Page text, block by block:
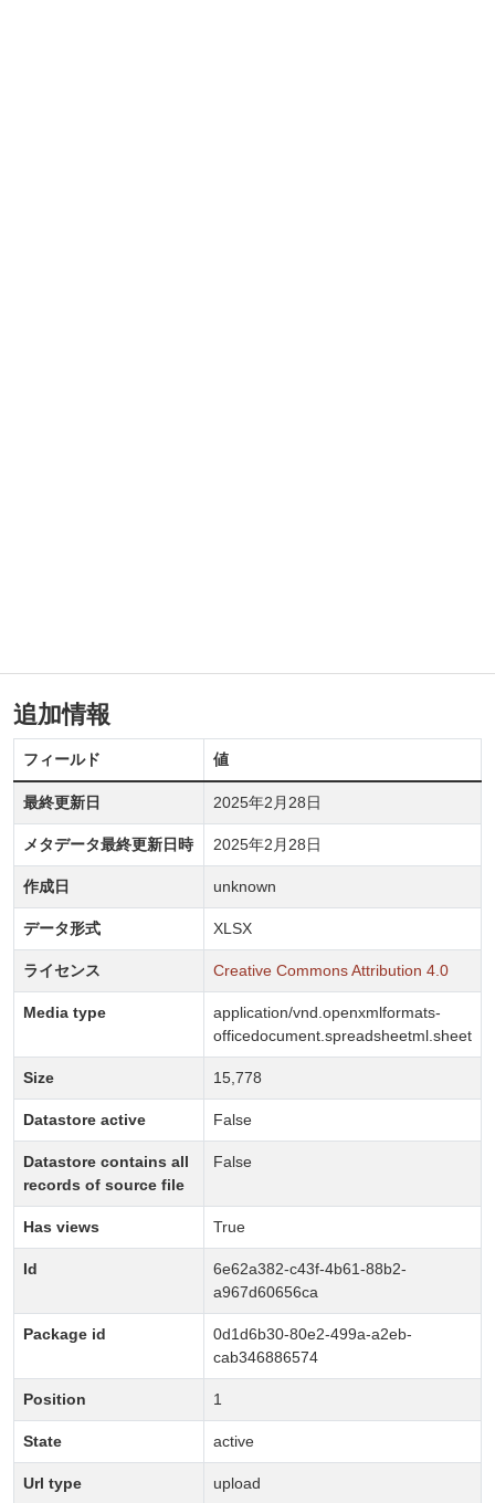
追加情報
フィールド 値
最終更新日 2025年2月28日
メタデータ最終更新日時 2025年2月28日
作成日 unknown
データ形式 XLSX
ライセンス Creative Commons Attribution 4.0
Media type
application/vnd.openxmlformats-
officedocument.spreadsheetml.sheet
Size 15,778
Datastore active False
Datastore contains all
records of source file
False
Has views True
Id
6e62a382-c43f-4b61-88b2-
a967d60656ca
Package id
0d1d6b30-80e2-499a-a2eb-
cab346886574
Position 1
State active
Url type upload